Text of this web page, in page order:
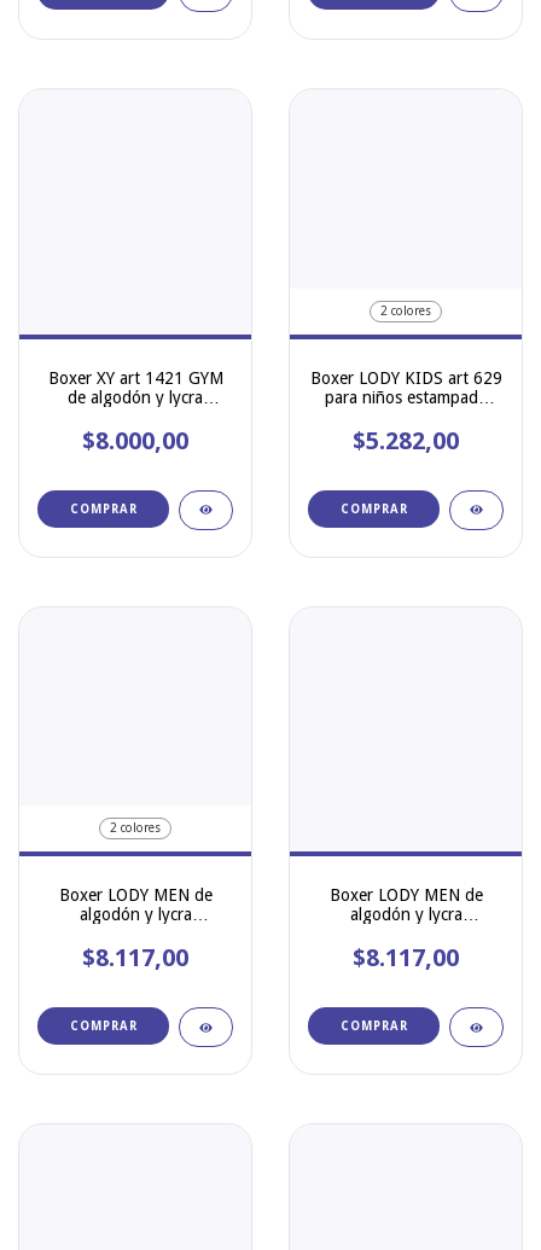
Boxer XY art 1421 GYM
de algodón y lycra
$8.000,00
COMPRAR
2 colores
Boxer LODY KIDS art 629
para niños estampado
$5.282,00
COMPRAR
2 colores
Boxer LODY MEN de
algodón y lycra
$8.117,00
COMPRAR
Boxer LODY MEN de
algodón y lycra
$8.117,00
COMPRAR